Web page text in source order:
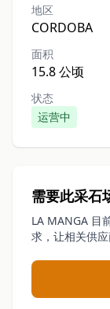
地区
CORDOBA
面积
15.8 公顷
状态
运营中
需要此采石
LA MANGA 目
求，让相关供应